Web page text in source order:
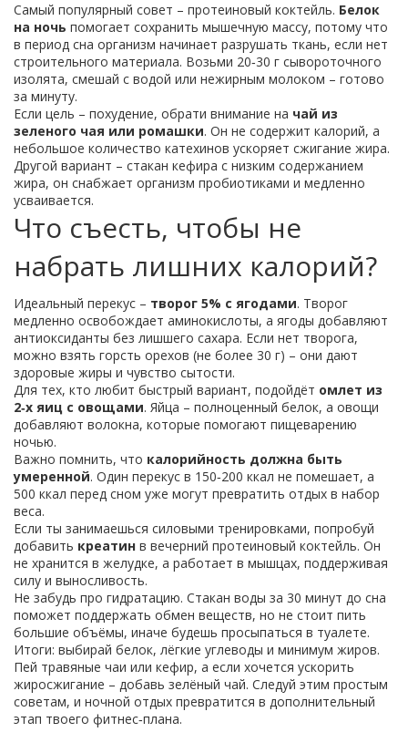
Самый популярный совет – протеиновый коктейль. Белок
на ночь помогает сохранить мышечную массу, потому что
в период сна организм начинает разрушать ткань, если нет
строительного материала. Возьми 20‑30 г сывороточного
изолята, смешай с водой или нежирным молоком – готово
за минуту.
Если цель – похудение, обрати внимание на чай из
зеленого чая или ромашки. Он не содержит калорий, а
небольшое количество катехинов ускоряет сжигание жира.
Другой вариант – стакан кефира с низким содержанием
жира, он снабжает организм пробиотиками и медленно
усваивается.
Что съесть, чтобы не
набрать лишних калорий?
Идеальный перекус – творог 5% с ягодами. Творог
медленно освобождает аминокислоты, а ягоды добавляют
антиоксиданты без лишшего сахара. Если нет творога,
можно взять горсть орехов (не более 30 г) – они дают
здоровые жиры и чувство сытости.
Для тех, кто любит быстрый вариант, подойдёт омлет из
2‑х яиц с овощами. Яйца – полноценный белок, а овощи
добавляют волокна, которые помогают пищеварению
ночью.
Важно помнить, что калорийность должна быть
умеренной. Один перекус в 150‑200 ккал не помешает, а
500 ккал перед сном уже могут превратить отдых в набор
веса.
Если ты занимаешься силовыми тренировками, попробуй
добавить креатин в вечерний протеиновый коктейль. Он
не хранится в желудке, а работает в мышцах, поддерживая
силу и выносливость.
Не забудь про гидратацию. Стакан воды за 30 минут до сна
поможет поддержать обмен веществ, но не стоит пить
большие объёмы, иначе будешь просыпаться в туалете.
Итоги: выбирай белок, лёгкие углеводы и минимум жиров.
Пей травяные чаи или кефир, а если хочется ускорить
жиросжигание – добавь зелёный чай. Следуй этим простым
советам, и ночной отдых превратится в дополнительный
этап твоего фитнес‑плана.